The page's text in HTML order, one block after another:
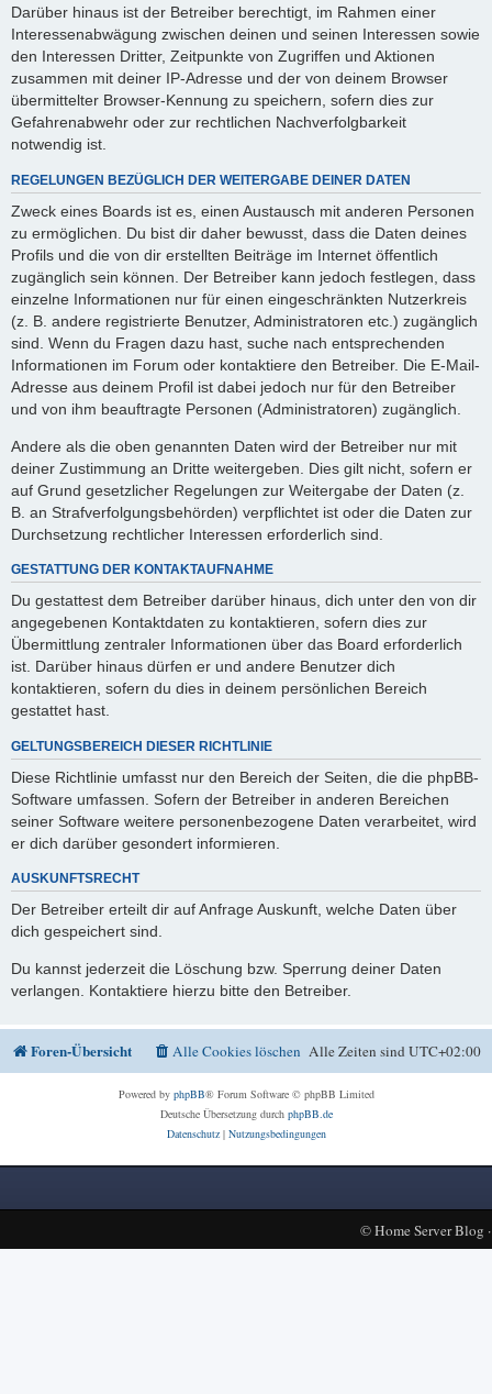
Darüber hinaus ist der Betreiber berechtigt, im Rahmen einer
Interessenabwägung zwischen deinen und seinen Interessen sowie
den Interessen Dritter, Zeitpunkte von Zugriffen und Aktionen
zusammen mit deiner IP-Adresse und der von deinem Browser
übermittelter Browser-Kennung zu speichern, sofern dies zur
Gefahrenabwehr oder zur rechtlichen Nachverfolgbarkeit
notwendig ist.
REGELUNGEN BEZÜGLICH DER WEITERGABE DEINER DATEN
Zweck eines Boards ist es, einen Austausch mit anderen Personen
zu ermöglichen. Du bist dir daher bewusst, dass die Daten deines
Profils und die von dir erstellten Beiträge im Internet öffentlich
zugänglich sein können. Der Betreiber kann jedoch festlegen, dass
einzelne Informationen nur für einen eingeschränkten Nutzerkreis
(z. B. andere registrierte Benutzer, Administratoren etc.) zugänglich
sind. Wenn du Fragen dazu hast, suche nach entsprechenden
Informationen im Forum oder kontaktiere den Betreiber. Die E-Mail-
Adresse aus deinem Profil ist dabei jedoch nur für den Betreiber
und von ihm beauftragte Personen (Administratoren) zugänglich.
Andere als die oben genannten Daten wird der Betreiber nur mit
deiner Zustimmung an Dritte weitergeben. Dies gilt nicht, sofern er
auf Grund gesetzlicher Regelungen zur Weitergabe der Daten (z.
B. an Strafverfolgungsbehörden) verpflichtet ist oder die Daten zur
Durchsetzung rechtlicher Interessen erforderlich sind.
GESTATTUNG DER KONTAKTAUFNAHME
Du gestattest dem Betreiber darüber hinaus, dich unter den von dir
angegebenen Kontaktdaten zu kontaktieren, sofern dies zur
Übermittlung zentraler Informationen über das Board erforderlich
ist. Darüber hinaus dürfen er und andere Benutzer dich
kontaktieren, sofern du dies in deinem persönlichen Bereich
gestattet hast.
GELTUNGSBEREICH DIESER RICHTLINIE
Diese Richtlinie umfasst nur den Bereich der Seiten, die die phpBB-
Software umfassen. Sofern der Betreiber in anderen Bereichen
seiner Software weitere personenbezogene Daten verarbeitet, wird
er dich darüber gesondert informieren.
AUSKUNFTSRECHT
Der Betreiber erteilt dir auf Anfrage Auskunft, welche Daten über
dich gespeichert sind.
Du kannst jederzeit die Löschung bzw. Sperrung deiner Daten
verlangen. Kontaktiere hierzu bitte den Betreiber.
Foren-Übersicht Alle Zeiten sindUTC+02:00
Alle Cookies löschen
Powered by phpBB® Forum Software © phpBB Limited
Deutsche Übersetzung durch phpBB.de
Datenschutz| Nutzungsbedingungen
©Home Server Blog